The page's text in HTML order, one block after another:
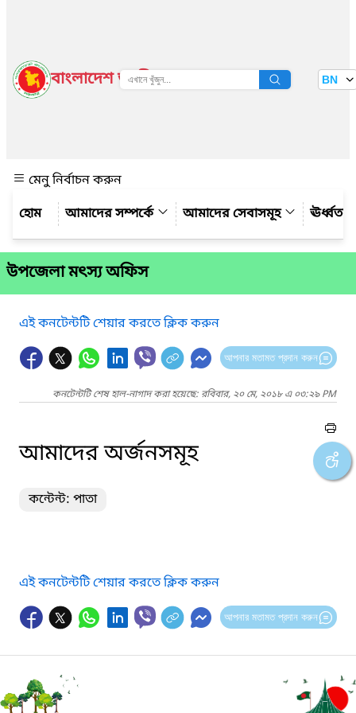
বাংলাদেশ জাতীয় তথ্য বাতায়ন BN
মেনু নির্বাচন করুন
আমাদের সম্পর্কে
আমাদের সেবাসমূহ
উপজেলা মৎস্য অফিস
এই কনটেন্টটি শেয়ার করতে ক্লিক করুন
আপনার মতামত প্রদান করুন
কনটেন্টটি শেষ হাল-নাগাদ করা হয়েছে: রবিবার, ২০ মে, ২০১৮ এ ০৩:২৯ PM
আমাদের অর্জনসমূহ
কন্টেন্ট: পাতা
এই কনটেন্টটি শেয়ার করতে ক্লিক করুন
আপনার মতামত প্রদান করুন